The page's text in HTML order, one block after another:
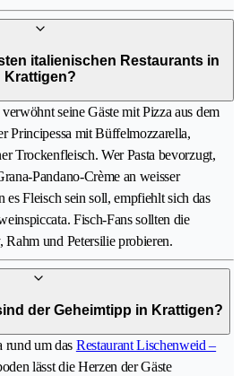
italienischen Restaurants in
Krattigen?
verwöhnt seine Gäste mit Pizza aus dem
Principessa mit Büffelmozzarella,
Trockenfleisch. Wer Pasta bevorzugt,
Pandano-Crème an weisser
Fleisch sein soll, empfiehlt sich das
Fisch-Fans sollten die
und Petersilie probieren.
der Geheimtipp in Krattigen?
rund um das Restaurant Lischenweid –
lässt die Herzen der Gäste